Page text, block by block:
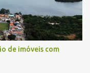
o vídeo, o prefeito
Segundo ele,
muito, mas não estaria
pediu paciência e
em breve. “O pessoal
Eu digo: calma.
de imóveis com